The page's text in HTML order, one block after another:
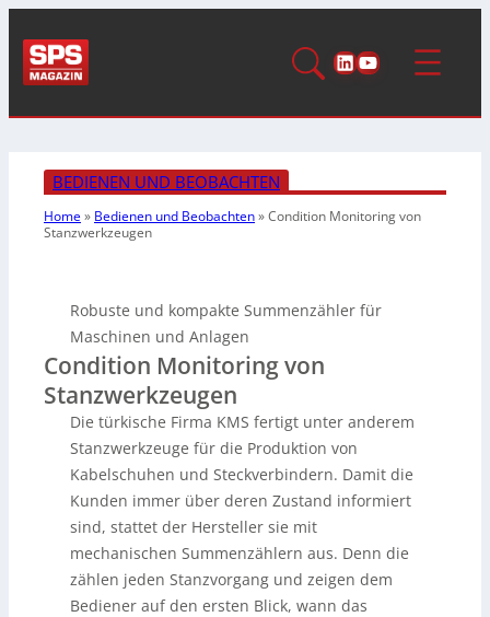
LinkedIn
YouTube
BEDIENEN UND BEOBACHTEN
Home» Bedienen und Beobachten»Condition Monitoring von
Stanzwerkzeugen
Robuste und kompakte Summenzähler für
Maschinen und Anlagen
Condition Monitoring von
Stanzwerkzeugen
Die türkische Firma KMS fertigt unter anderem
Stanzwerkzeuge für die Produktion von
Kabelschuhen und Steckverbindern. Damit die
Kunden immer über deren Zustand informiert
sind, stattet der Hersteller sie mit
mechanischen Summenzählern aus. Denn die
zählen jeden Stanzvorgang und zeigen dem
Bediener auf den ersten Blick, wann das